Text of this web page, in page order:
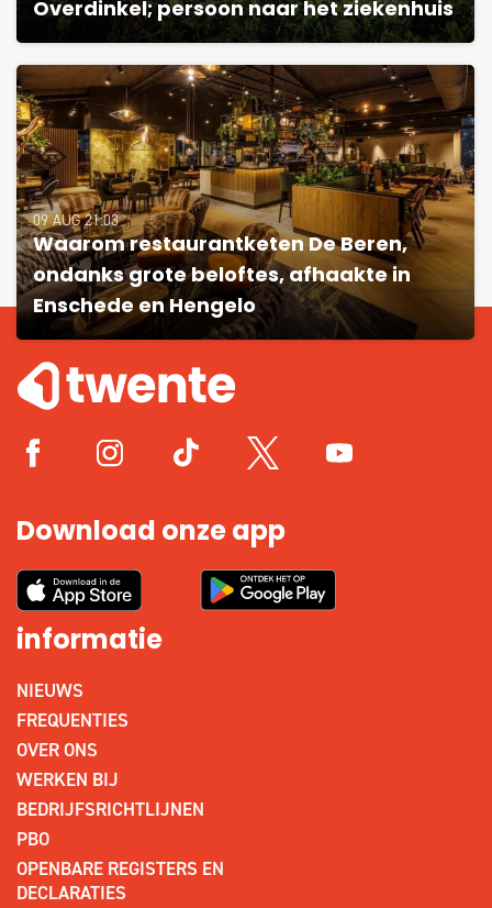
Overdinkel; persoon naar het ziekenhuis
09 AUG 21:03
Waarom restaurantketen De Beren,
ondanks grote beloftes, afhaakte in
Enschede en Hengelo
Download onze app
informatie
NIEUWS
FREQUENTIES
OVER ONS
WERKEN BIJ
BEDRIJFSRICHTLIJNEN
PBO
OPENBARE REGISTERS EN
DECLARATIES